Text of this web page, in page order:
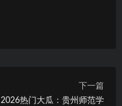
下一篇
2026热门大瓜：贵州师范学